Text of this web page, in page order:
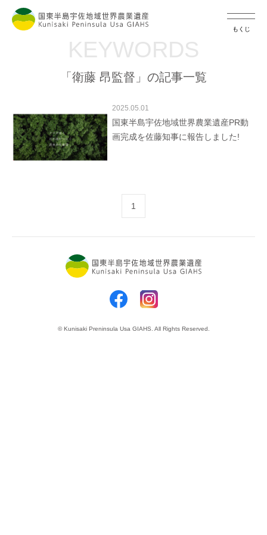
もくじ
KEYWORDS
「衛藤 昂監督」の記事一覧
2025.05.01
国東半島宇佐地域世界農業遺産PR動
画完成を佐藤知事に報告しました!
1
© Kunisaki Preninsula Usa GIAHS. All Rights Reserved.